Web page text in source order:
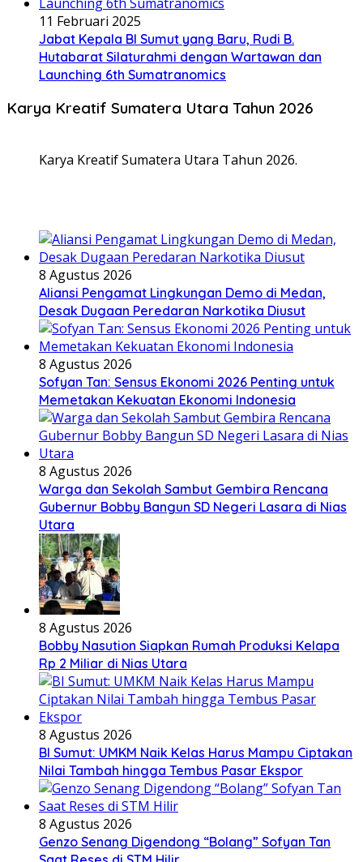
11 Februari 2025
Jabat Kepala BI Sumut yang Baru, Rudi B.
Hutabarat Silaturahmi dengan Wartawan dan
Launching 6th Sumatranomics
Karya Kreatif Sumatera Utara Tahun 2026
Karya Kreatif Sumatera Utara Tahun 2026.
8 Agustus 2026
Aliansi Pengamat Lingkungan Demo di Medan,
Desak Dugaan Peredaran Narkotika Diusut
8 Agustus 2026
Sofyan Tan: Sensus Ekonomi 2026 Penting untuk
Memetakan Kekuatan Ekonomi Indonesia
8 Agustus 2026
Warga dan Sekolah Sambut Gembira Rencana
Gubernur Bobby Bangun SD Negeri Lasara di Nias
Utara
8 Agustus 2026
Bobby Nasution Siapkan Rumah Produksi Kelapa
Rp 2 Miliar di Nias Utara
8 Agustus 2026
BI Sumut: UMKM Naik Kelas Harus Mampu Ciptakan
Nilai Tambah hingga Tembus Pasar Ekspor
8 Agustus 2026
Genzo Senang Digendong “Bolang” Sofyan Tan